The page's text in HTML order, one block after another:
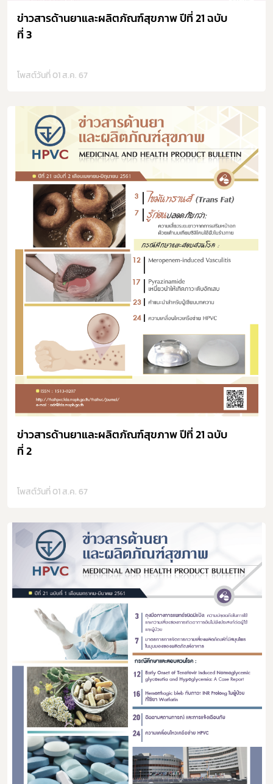
ข่าวสารด้านยาและผลิตภัณฑ์สุขภาพ ปีที่ 21 ฉบับ
ที่ 3
โพสต์วันที่ 01 ส.ค. 67
ข่าวสารด้านยาและผลิตภัณฑ์สุขภาพ ปีที่ 21 ฉบับ
ที่ 2
โพสต์วันที่ 01 ส.ค. 67